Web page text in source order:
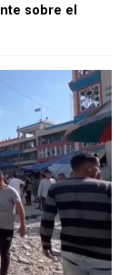
sobre el